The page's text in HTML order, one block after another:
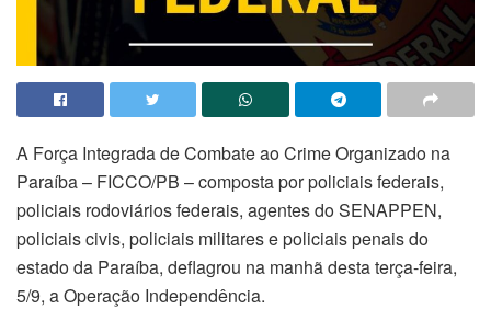
A Força Integrada de Combate ao Crime Organizado na
Paraíba – FICCO/PB – composta por policiais federais,
policiais rodoviários federais, agentes do SENAPPEN,
policiais civis, policiais militares e policiais penais do
estado da Paraíba, deflagrou na manhã desta terça-feira,
5/9, a Operação Independência.